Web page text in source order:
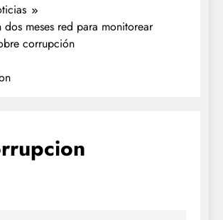
dos meses red para monitorear
corrupción